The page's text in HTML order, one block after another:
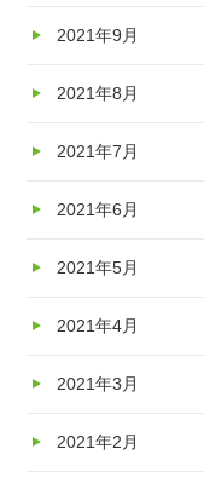
2021年9月
2021年8月
2021年7月
2021年6月
2021年5月
2021年4月
2021年3月
2021年2月